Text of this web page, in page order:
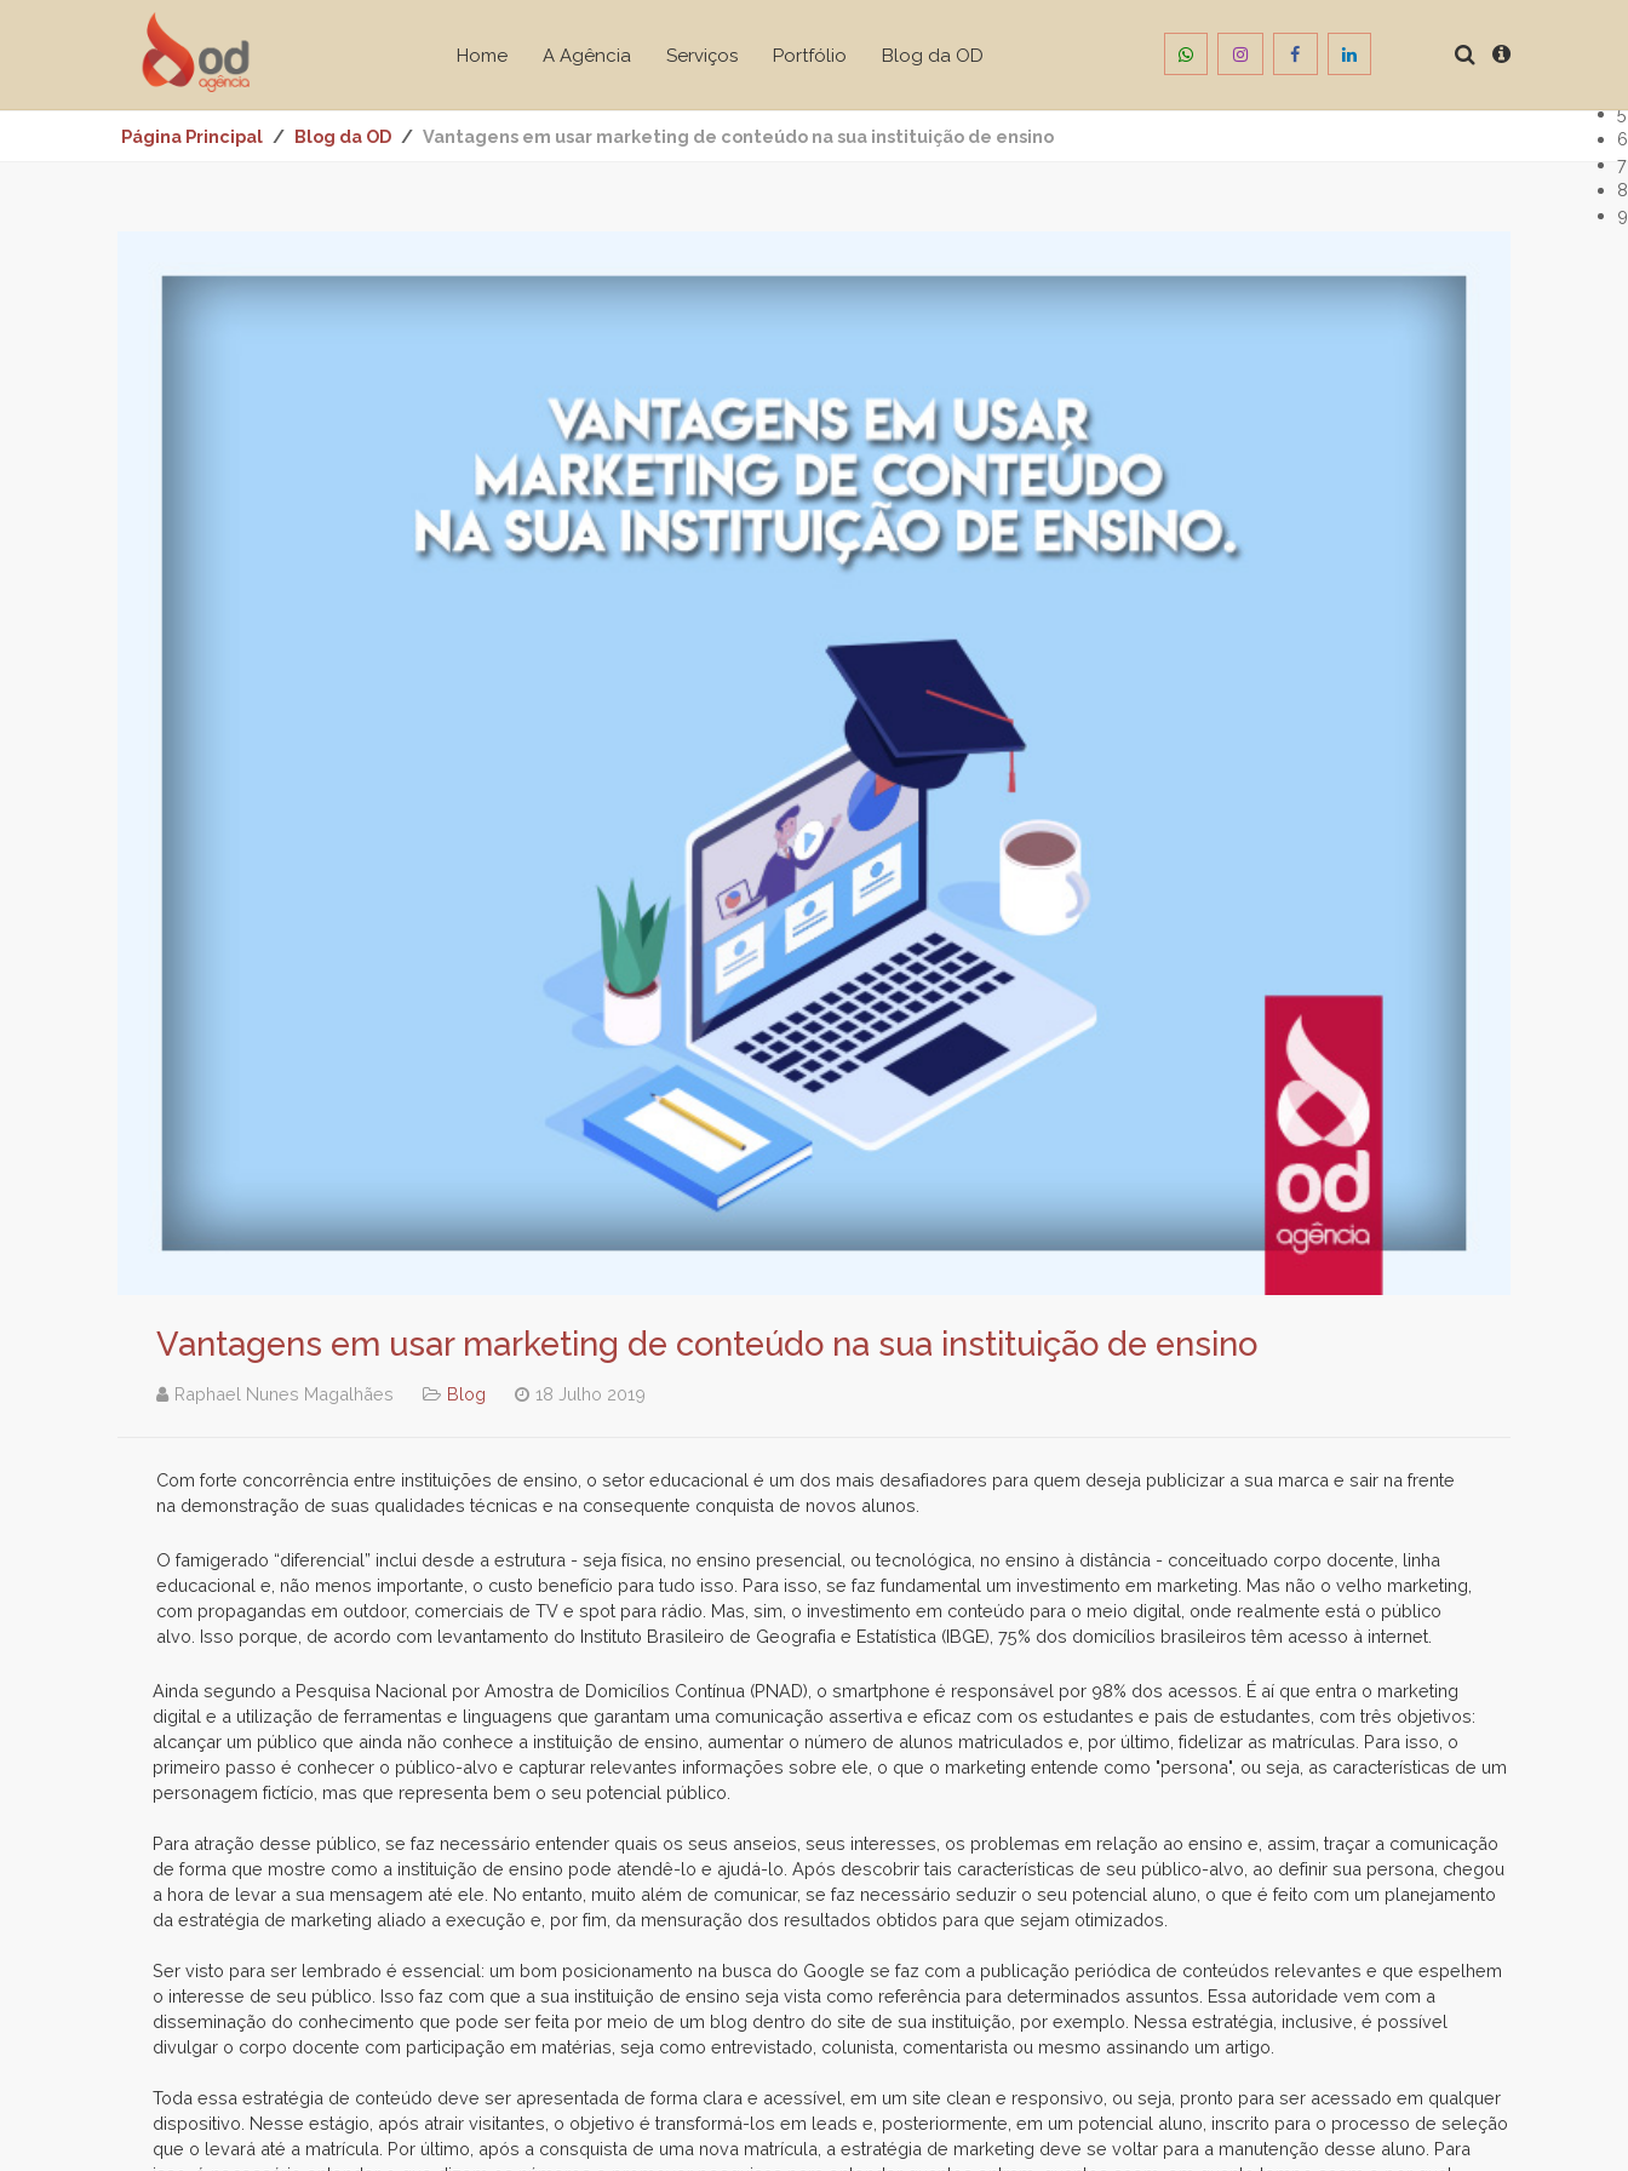
Home A Agência Serviços Portfólio Blog da OD
Página Principal Blog da OD Vantagens em usar marketing de conteúdo na sua instituição de ensino
Vantagens em usar marketing de conteúdo na sua instituição de ensino
Raphael Nunes Magalhães Blog 18 Julho 2019
Com forte concorrência entre instituições de ensino, o setor educacional é um dos mais desafiadores para quem deseja publicizar a sua marca e sair na frente
na demonstração de suas qualidades técnicas e na consequente conquista de novos alunos.
O famigerado “diferencial” inclui desde a estrutura - seja física, no ensino presencial, ou tecnológica, no ensino à distância - conceituado corpo docente, linha
educacional e, não menos importante, o custo benefício para tudo isso. Para isso, se faz fundamental um investimento em marketing. Mas não o velho marketing,
com propagandas em outdoor, comerciais de TV e spot para rádio. Mas, sim, o investimento em conteúdo para o meio digital, onde realmente está o público
alvo. Isso porque, de acordo com levantamento do Instituto Brasileiro de Geografia e Estatística (IBGE), 75% dos domicílios brasileiros têm acesso à internet.
Ainda segundo a Pesquisa Nacional por Amostra de Domicílios Contínua (PNAD), o smartphone é responsável por 98% dos acessos. É aí que entra o marketing
digital e a utilização de ferramentas e linguagens que garantam uma comunicação assertiva e eficaz com os estudantes e pais de estudantes, com três objetivos:
alcançar um público que ainda não conhece a instituição de ensino, aumentar o número de alunos matriculados e, por último, fidelizar as matrículas. Para isso, o
primeiro passo é conhecer o público-alvo e capturar relevantes informações sobre ele, o que o marketing entende como "persona", ou seja, as características de um
personagem fictício, mas que representa bem o seu potencial público.
Para atração desse público, se faz necessário entender quais os seus anseios, seus interesses, os problemas em relação ao ensino e, assim, traçar a comunicação
de forma que mostre como a instituição de ensino pode atendê-lo e ajudá-lo. Após descobrir tais características de seu público-alvo, ao definir sua persona, chegou
a hora de levar a sua mensagem até ele. No entanto, muito além de comunicar, se faz necessário seduzir o seu potencial aluno, o que é feito com um planejamento
da estratégia de marketing aliado a execução e, por fim, da mensuração dos resultados obtidos para que sejam otimizados.
Ser visto para ser lembrado é essencial: um bom posicionamento na busca do Google se faz com a publicação periódica de conteúdos relevantes e que espelhem
o interesse de seu público. Isso faz com que a sua instituição de ensino seja vista como referência para determinados assuntos. Essa autoridade vem com a
disseminação do conhecimento que pode ser feita por meio de um blog dentro do site de sua instituição, por exemplo. Nessa estratégia, inclusive, é possível
divulgar o corpo docente com participação em matérias, seja como entrevistado, colunista, comentarista ou mesmo assinando um artigo.
Toda essa estratégia de conteúdo deve ser apresentada de forma clara e acessível, em um site clean e responsivo, ou seja, pronto para ser acessado em qualquer
dispositivo. Nesse estágio, após atrair visitantes, o objetivo é transformá-los em leads e, posteriormente, em um potencial aluno, inscrito para o processo de seleção
que o levará até a matrícula. Por último, após a consquista de uma nova matrícula, a estratégia de marketing deve se voltar para a manutenção desse aluno. Para
5
6
7
8
9